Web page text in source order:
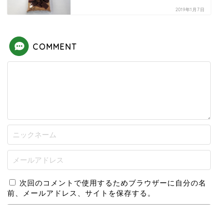
2019年1月7日
COMMENT
次回のコメントで使用するためブラウザーに自分の名
前、メールアドレス、サイトを保存する。